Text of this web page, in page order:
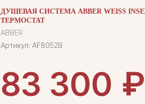
ДУШЕВАЯ СИСТЕМА ABBER WEISS
ТЕРМОСТАТ
ABBER
Артикул: AF8052B
83 300 ₽